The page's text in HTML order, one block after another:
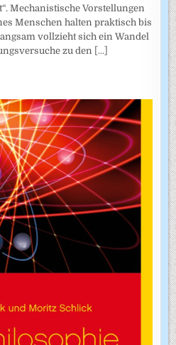
Mechanistische Vorstellungen
Menschen halten praktisch bis
vollzieht sich ein Wandel
zu den [...]